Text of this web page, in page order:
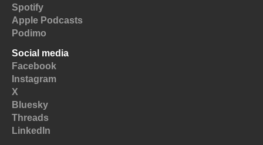
Spotify
Apple Podcasts
Podimo
Social media
Facebook
Instagram
X
Bluesky
Threads
LinkedIn